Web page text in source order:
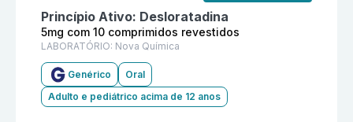
Princípio Ativo: Desloratadina
5mg com 10 comprimidos revestidos
LABORATÓRIO: Nova Química
Genérico
Oral
Adulto e pediátrico acima de 12 anos